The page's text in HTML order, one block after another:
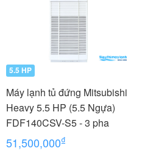
5.5 HP
Máy lạnh tủ đứng Mitsubishi
Heavy 5.5 HP (5.5 Ngựa)
FDF140CSV-S5 - 3 pha
51,500,000₫